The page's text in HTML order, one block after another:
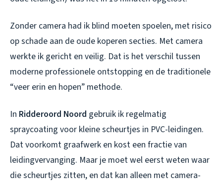
Zonder camera had ik blind moeten spoelen, met risico
op schade aan de oude koperen secties. Met camera
werkte ik gericht en veilig. Dat is het verschil tussen
moderne professionele ontstopping en de traditionele
“veer erin en hopen” methode.
In Ridderoord Noord gebruik ik regelmatig
spraycoating voor kleine scheurtjes in PVC-leidingen.
Dat voorkomt graafwerk en kost een fractie van
leidingvervanging. Maar je moet wel eerst weten waar
die scheurtjes zitten, en dat kan alleen met camera-